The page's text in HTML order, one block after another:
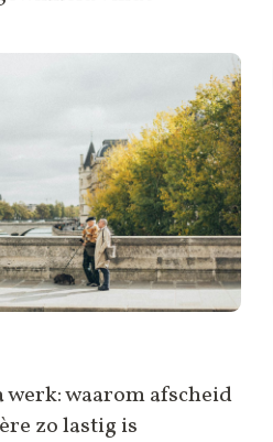
werk: waarom afscheid
zo lastig is